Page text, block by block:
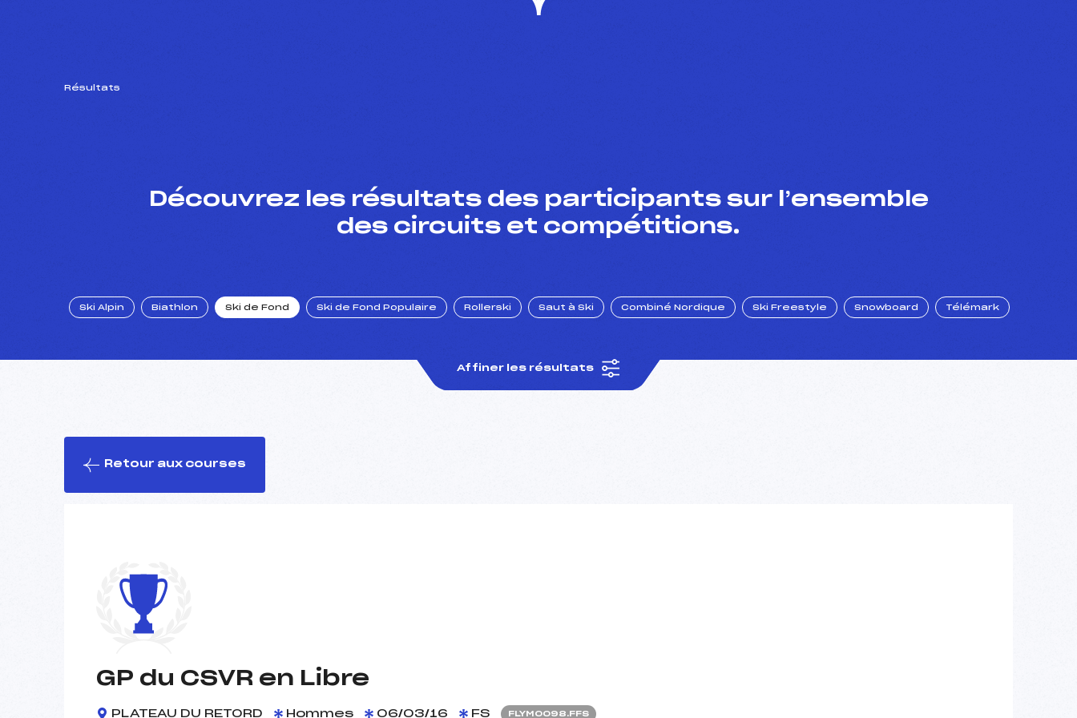
Résultats
Découvrez les résultats des participants sur l’ensemble
des circuits et compétitions.
Ski Alpin Biathlon Ski de Fond Ski de Fond Populaire Rollerski Saut à Ski Combiné Nordique Ski Freestyle Snowboard Télémark
Affiner les résultats
Retour aux courses
GP du CSVR en Libre
PLATEAU DU RETORD Hommes 06/03/16 FS FLYM0098.FFS